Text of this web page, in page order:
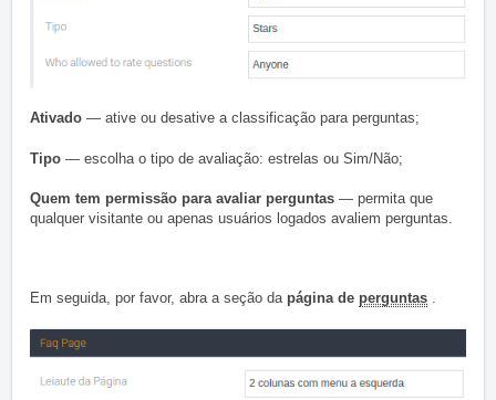
Ativado — ative ou desative a classificação para perguntas;
Tipo — escolha o tipo de avaliação: estrelas ou Sim/Não;
Quem tem permissão para avaliar perguntas — permita que
qualquer visitante ou apenas usuários logados avaliem perguntas.
Em seguida, por favor, abra a seção da página de perguntas .